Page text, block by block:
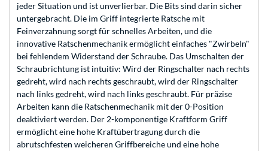
jeder Situation und ist unverlierbar. Die Bits sind darin sicher
untergebracht. Die im Griff integrierte Ratsche mit
Feinverzahnung sorgt für schnelles Arbeiten, und die
innovative Ratschenmechanik ermöglicht einfaches "Zwirbeln"
bei fehlendem Widerstand der Schraube. Das Umschalten der
Schraubrichtung ist intuitiv: Wird der Ringschalter nach rechts
gedreht, wird nach rechts geschraubt, wird der Ringschalter
nach links gedreht, wird nach links geschraubt. Für präzise
Arbeiten kann die Ratschenmechanik mit der 0-Position
deaktiviert werden. Der 2-komponentige Kraftform Griff
ermöglicht eine hohe Kraftübertragung durch die
abrutschfesten weicheren Griffbereiche und eine hohe